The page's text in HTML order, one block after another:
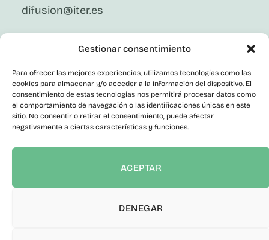
Gestionar consentimiento
Para ofrecer las mejores experiencias, utilizamos tecnologías como las
cookies para almacenar y/o acceder a la información del dispositivo. El
consentimiento de estas tecnologías nos permitirá procesar datos como
el comportamiento de navegación o las identificaciones únicas en este
sitio. No consentir o retirar el consentimiento, puede afectar
negativamente a ciertas características y funciones.
ACEPTAR
DENEGAR
difusion@iter.es
X
Instagram
Youtube
Corporativo
Contacto
Canal del Informante